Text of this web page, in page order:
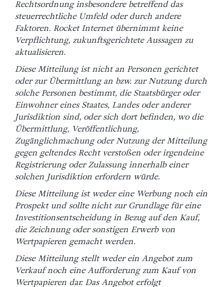
Rechtsordnung insbesondere betreffend das
steuerrechtliche Umfeld oder durch andere
Faktoren. Rocket Internet übernimmt keine
Verpflichtung, zukunftsgerichtete Aussagen zu
aktualisieren.
Diese Mitteilung ist nicht an Personen gerichtet
oder zur Übermittlung an bzw. zur Nutzung durch
solche Personen bestimmt, die Staatsbürger oder
Einwohner eines Staates, Landes oder anderer
Jurisdiktion sind, oder sich dort befinden, wo die
Übermittlung, Veröffentlichung,
Zugänglichmachung oder Nutzung der Mitteilung
gegen geltendes Recht verstoßen oder irgendeine
Registrierung oder Zulassung innerhalb einer
solchen Jurisdiktion erfordern würde.
Diese Mitteilung ist weder eine Werbung noch ein
Prospekt und sollte nicht zur Grundlage für eine
Investitionsentscheidung in Bezug auf den Kauf,
die Zeichnung oder sonstigen Erwerb von
Wertpapieren gemacht werden.
Diese Mitteilung stellt weder ein Angebot zum
Verkauf noch eine Aufforderung zum Kauf von
Wertpapieren dar. Das Angebot erfolgt